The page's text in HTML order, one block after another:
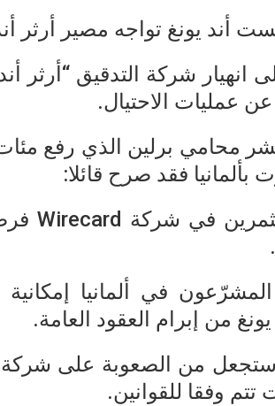
أند يونغ تواجه مصير أرثر
انهيار شركة التدقيق “أرثر
عمليات الاحتيال.
بألمانيا فقد صرح قائلا:
في ألمانيا
من إبرام العقود العامة.
تتم وفقا للقوانين.